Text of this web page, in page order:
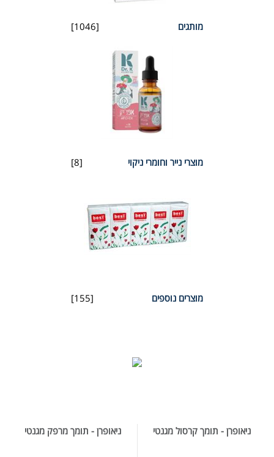
[1046] מותגים
[8] מוצרי נייר וחומרי ניקוי
[155] מוצרים נוספים
ניאופרן - תומך קרסול מגנטי ניאופרן - תומך מרפק מגנטי